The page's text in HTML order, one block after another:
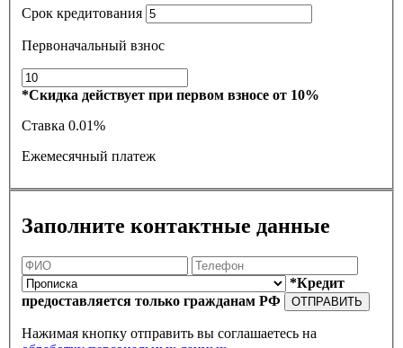
Срок кредитования
Первоначальный взнос
*Скидка действует при первом взносе от 10%
Ставка 0.01%
Ежемесячный платеж
Заполните контактные данные
*Кредит
предоставляется только гражданам РФ
ОТПРАВИТЬ
Нажимая кнопку отправить вы соглашаетесь на